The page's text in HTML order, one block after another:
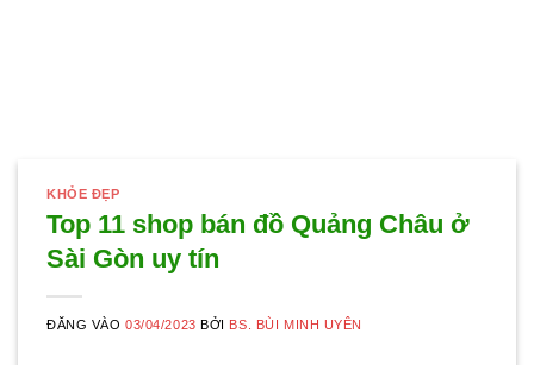
KHỎE ĐẸP
Top 11 shop bán đồ Quảng Châu ở
Sài Gòn uy tín
ĐĂNG VÀO03/04/2023 BỞI BS. BÙI MINH UYÊN